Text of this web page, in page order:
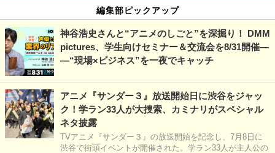
編集部ピックアップ
神谷浩史さんと“アニメのしごと”を深掘り！ DMM
pictures、学生向けセミナー＆交流会を8/31開催―
―“現場×ビジネス”を一夜でキャッチ
アニメ『サンダー３』放送開始日に渋谷をジャッ
ク！学ラン33人が大捜索、カミナリがスペシャル
ネタ披露
TVアニメ『サンダー３』の放送開始を記念し、7月8日に
渋谷で街頭イベントが開催された。学ラン33人が主人公の